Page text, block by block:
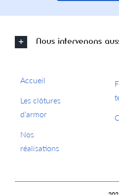
Nous intervenons
Accueil
Les clôtures
d’armor
Nos
réalisations